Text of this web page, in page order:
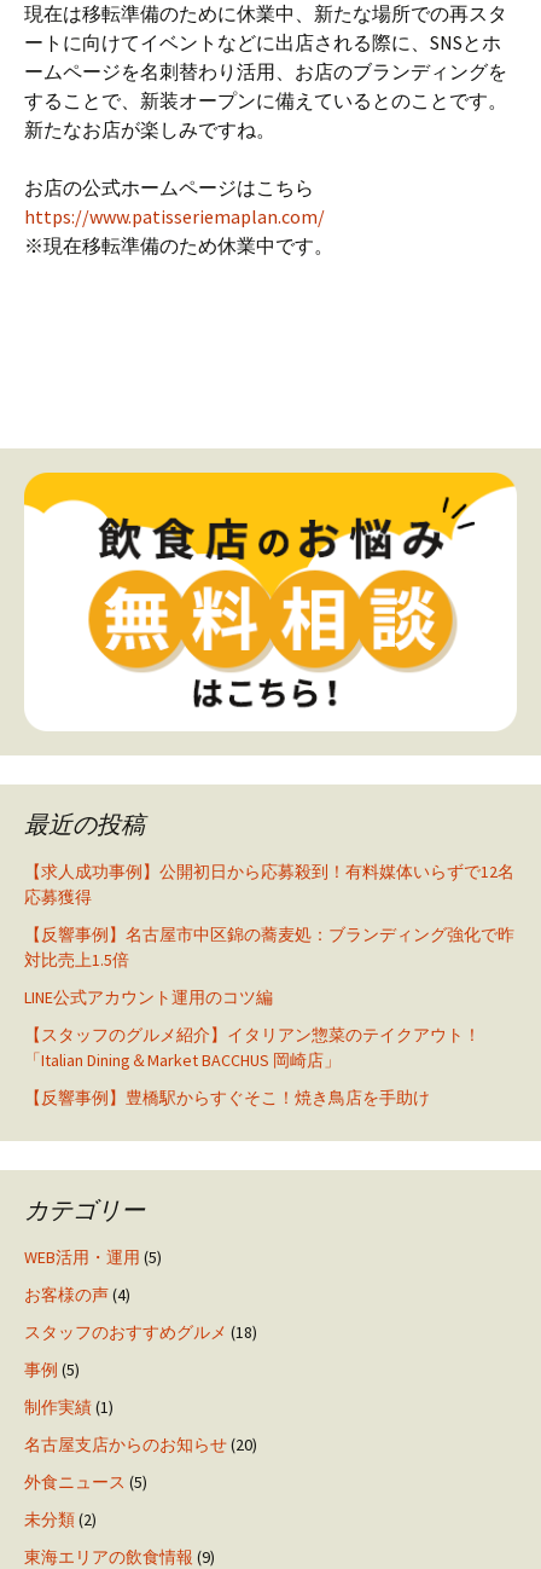
現在は移転準備のために休業中、新たな場所での再スタ
ートに向けてイベントなどに出店される際に、SNSとホ
ームページを名刺替わり活用、お店のブランディングを
することで、新装オープンに備えているとのことです。
新たなお店が楽しみですね。
お店の公式ホームページはこちら
https://www.patisseriemaplan.com/
※現在移転準備のため休業中です。
最近の投稿
【求人成功事例】公開初日から応募殺到！有料媒体いらずで12名
応募獲得
【反響事例】名古屋市中区錦の蕎麦処：ブランディング強化で昨
対比売上1.5倍
LINE公式アカウント運用のコツ編
【スタッフのグルメ紹介】イタリアン惣菜のテイクアウト！
「Italian Dining＆Market BACCHUS 岡崎店」
【反響事例】豊橋駅からすぐそこ！焼き鳥店を手助け
カテゴリー
WEB活用・運用 (5)
お客様の声(4)
スタッフのおすすめグルメ (18)
事例 (5)
制作実績(1)
名古屋支店からのお知らせ(20)
外食ニュース (5)
未分類(2)
東海エリアの飲食情報 (9)